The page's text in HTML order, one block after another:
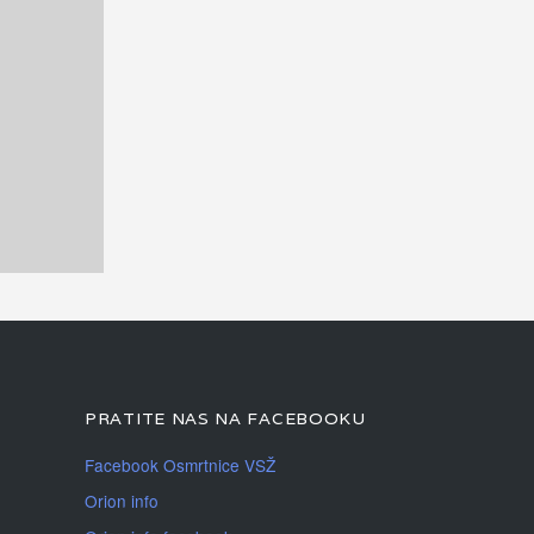
PRATITE NAS NA FACEBOOKU
Facebook Osmrtnice VSŽ
Orion info